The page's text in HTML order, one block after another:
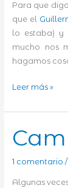
Para que
que el
lo estaba) y
mucho nos
hagamos
Ropa
y
nuevos
Leer más »
1 comentario /
Algunas